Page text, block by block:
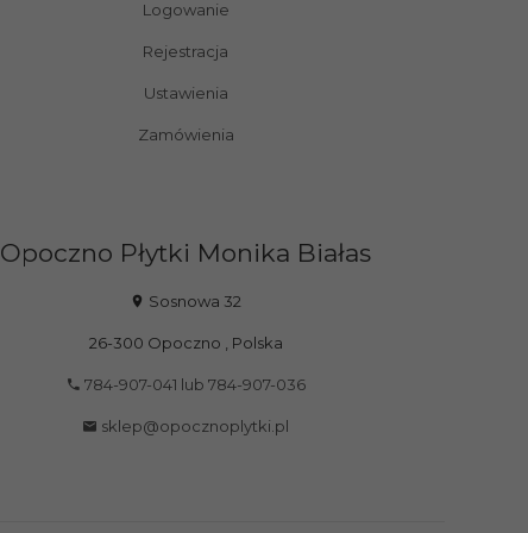
Logowanie
Rejestracja
Ustawienia
Zamówienia
Opoczno Płytki Monika Białas
Sosnowa 32
26-300 Opoczno Polska
784-907-041 lub 784-907-036
sklep@opocznoplytki.pl